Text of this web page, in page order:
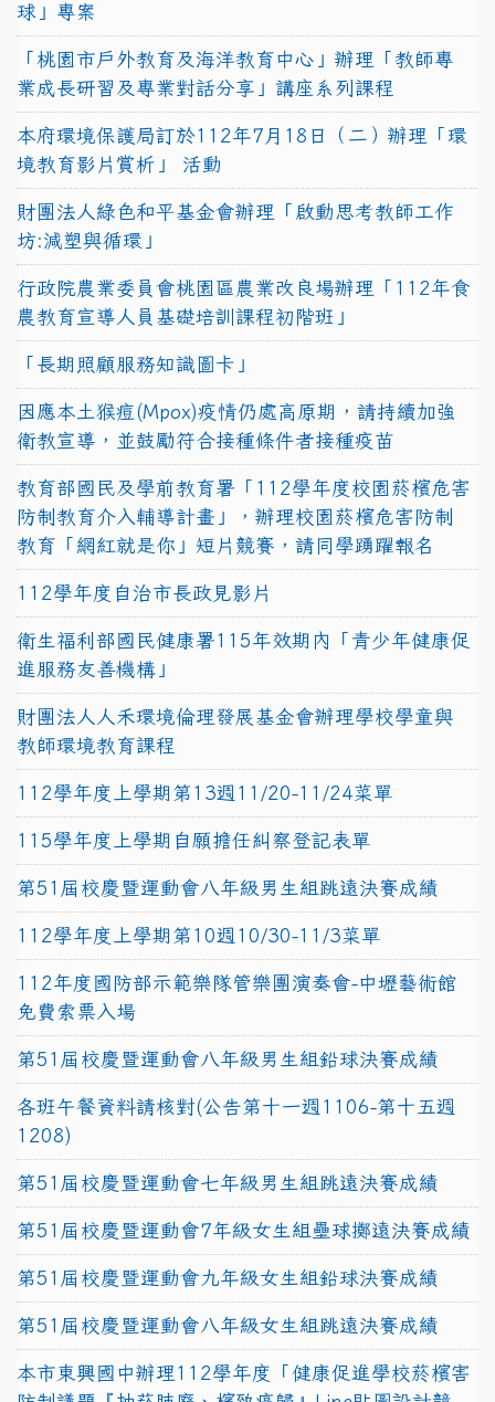
球」專案
「桃園市戶外教育及海洋教育中心」辦理「教師專
業成長研習及專業對話分享」講座系列課程
本府環境保護局訂於112年7月18日（二）辦理「環
境教育影片賞析」 活動
財團法人綠色和平基金會辦理「啟動思考教師工作
坊:減塑與循環」
行政院農業委員會桃園區農業改良場辦理「112年食
農教育宣導人員基礎培訓課程初階班」
「長期照顧服務知識圖卡」
因應本土猴痘(Mpox)疫情仍處高原期，請持續加強
衛教宣導，並鼓勵符合接種條件者接種疫苗
教育部國民及學前教育署「112學年度校園菸檳危害
防制教育介入輔導計畫」，辦理校園菸檳危害防制
教育「網紅就是你」短片競賽，請同學踴躍報名
112學年度自治市長政見影片
衛生福利部國民健康署115年效期內「青少年健康促
進服務友善機構」
財團法人人禾環境倫理發展基金會辦理學校學童與
教師環境教育課程
112學年度上學期第13週11/20-11/24菜單
115學年度上學期自願擔任糾察登記表單
第51屆校慶暨運動會八年級男生組跳遠決賽成績
112學年度上學期第10週10/30-11/3菜單
112年度國防部示範樂隊管樂團演奏會-中壢藝術館
免費索票入場
第51屆校慶暨運動會八年級男生組鉛球決賽成績
各班午餐資料請核對(公告第十一週1106-第十五週
1208)
第51屆校慶暨運動會七年級男生組跳遠決賽成績
第51屆校慶暨運動會7年級女生組壘球擲遠決賽成績
第51屆校慶暨運動會九年級女生組鉛球決賽成績
第51屆校慶暨運動會八年級女生組跳遠決賽成績
本市東興國中辦理112學年度「健康促進學校菸檳害